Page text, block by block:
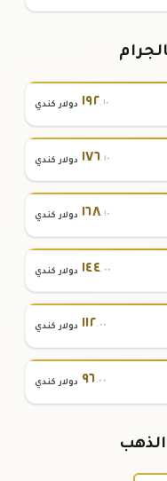
١٩٢.١٠ دولار كندي
١٧٦.١٠ دولار كندي
١٦٨.١٠ دولار كندي
١٤٤.٠٠ دولار كندي
١١٢.٠٠ دولار كندي
٩٦.٠٠ دولار كندي